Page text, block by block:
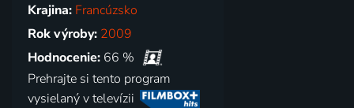
Krajina: Francúzsko
Rok výroby: 2009
Hodnocenie: 66 %
Prehrajte si tento program
vysielaný v televízii